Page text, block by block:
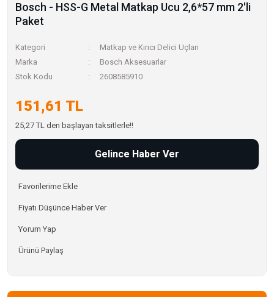
Bosch - HSS-G Metal Matkap Ucu 2,6*57 mm 2'li
Paket
Kategori
Matkap ve Kırıcı Delici Uçları
Marka
Bosch Aksesuarlar
Stok Kodu
2608585910
151,61 TL
25,27 TL den başlayan taksitlerle!!
Gelince Haber Ver
Fiyatı Düşünce Haber Ver
Yorum Yap
Ürünü Paylaş